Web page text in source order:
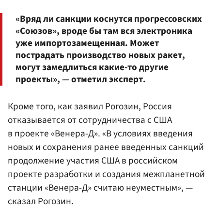
«Вряд ли санкции коснутся прогрессовских
«Союзов», вроде бы там вся электроника
уже импортозамещенная. Может
пострадать производство новых ракет,
могут замедлиться какие-то другие
проекты», — отметил эксперт.
Кроме того, как заявил Рогозин, Россия
отказывается от сотрудничества с США
в проекте «Венера-Д». «В условиях введения
новых и сохранения ранее введенных санкций
продолжение участия США в российском
проекте разработки и создания межпланетной
станции «Венера-Д» считаю неуместным», —
сказал Рогозин.